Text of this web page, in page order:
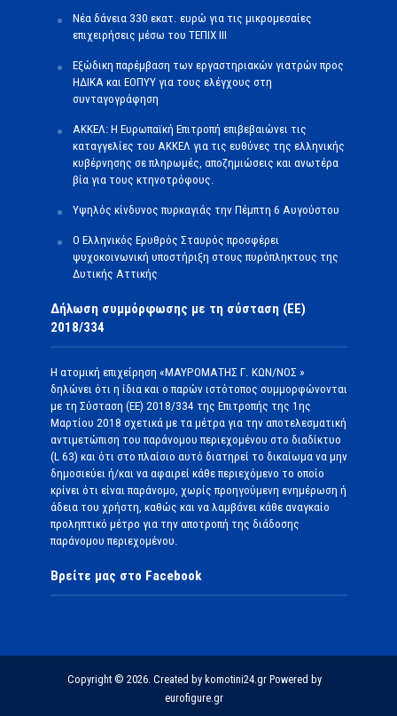
Νέα δάνεια 330 εκατ. ευρώ για τις μικρομεσαίες
επιχειρήσεις μέσω του ΤΕΠΙΧ ΙΙΙ
Εξώδικη παρέμβαση των εργαστηριακών γιατρών προς
ΗΔΙΚΑ και ΕΟΠΥΥ για τους ελέγχους στη
συνταγογράφηση
ΑΚΚΕΛ: Η Ευρωπαϊκή Επιτροπή επιβεβαιώνει τις
καταγγελίες του ΑΚΚΕΛ για τις ευθύνες της ελληνικής
κυβέρνησης σε πληρωμές, αποζημιώσεις και ανωτέρα
βία για τους κτηνοτρόφους.
Υψηλός κίνδυνος πυρκαγιάς την Πέμπτη 6 Αυγούστου
Ο Ελληνικός Ερυθρός Σταυρός προσφέρει
ψυχοκοινωνική υποστήριξη στους πυρόπληκτους της
Δυτικής Αττικής
Δήλωση συμμόρφωσης με τη σύσταση (ΕΕ)
2018/334
Η ατομική επιχείρηση «ΜΑΥΡΟΜΑΤΗΣ Γ. ΚΩΝ/ΝΟΣ »
δηλώνει ότι η ίδια και ο παρών ιστότοπος συμμορφώνονται
με τη Σύσταση (ΕΕ) 2018/334 της Επιτροπής της 1ης
Μαρτίου 2018 σχετικά με τα μέτρα για την αποτελεσματική
αντιμετώπιση του παράνομου περιεχομένου στο διαδίκτυο
(L 63) και ότι στο πλαίσιο αυτό διατηρεί το δικαίωμα να μην
δημοσιεύει ή/και να αφαιρεί κάθε περιεχόμενο το οποίο
κρίνει ότι είναι παράνομο, χωρίς προηγούμενη ενημέρωση ή
άδεια του χρήστη, καθώς και να λαμβάνει κάθε αναγκαίο
προληπτικό μέτρο για την αποτροπή της διάδοσης
παράνομου περιεχομένου.
Βρείτε μας στο Facebook
Copyright © 2026. Created by komotini24.gr Powered by
eurofigure.gr